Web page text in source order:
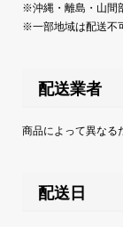
※沖縄・離島・山間
※一部地域は配送不
配送業者
商品によって異なる
配送日